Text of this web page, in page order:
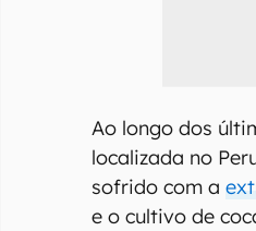
Ao longo dos
localizada no
sofrido com a
e o cultivo de